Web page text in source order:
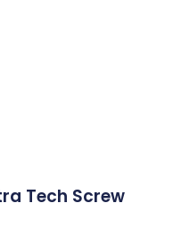
Tech Screw